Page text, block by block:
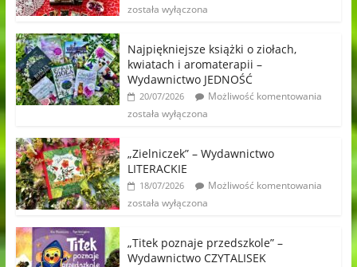
została wyłączona
Najpiękniejsze książki o ziołach,
kwiatach i aromaterapii –
Wydawnictwo JEDNOŚĆ
20/07/2026
Możliwość komentowania
została wyłączona
„Zielniczek” – Wydawnictwo
LITERACKIE
18/07/2026
Możliwość komentowania
została wyłączona
„Titek poznaje przedszkole” –
Wydawnictwo CZYTALISEK